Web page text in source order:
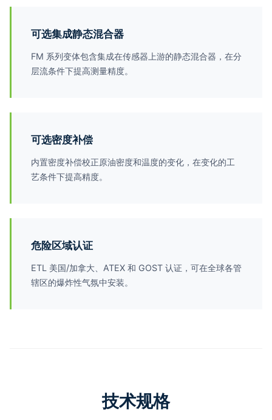
可选集成静态混合器
FM 系列变体包含集成在传感器上游的静态混合器，在分
层流条件下提高测量精度。
可选密度补偿
内置密度补偿校正原油密度和温度的变化，在变化的工
艺条件下提高精度。
危险区域认证
ETL 美国/加拿大、ATEX 和 GOST 认证，可在全球各管
辖区的爆炸性气氛中安装。
技术规格